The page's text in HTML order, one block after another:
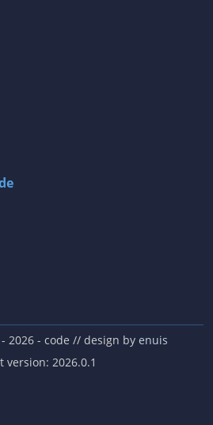
2026- code // design by enuis
version: 2026.0.1